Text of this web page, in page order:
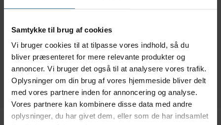
Samtykke til brug af cookies
Vi bruger cookies til at tilpasse vores indhold, så du
bliver præsenteret for mere relevante produkter og
annoncer. Vi bruger det også til at analysere vores trafik.
Oplysninger om din brug af vores hjemmeside bliver delt
med vores partnere inden for annoncering og analyse.
Vores partnere kan kombinere disse data med andre
oplysninger, du har givet dem, eller som de har indsamlet
cykeldæk
99,00kr.
+10 på lager